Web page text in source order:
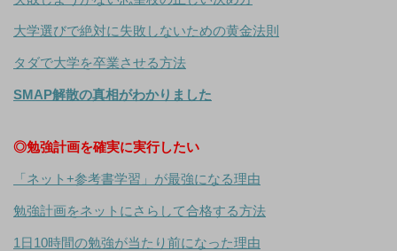
大学選びで絶対に失敗しないための黄金法則
タダで大学を卒業させる方法
SMAP解散の真相がわかりました
◎勉強計画を確実に実行したい
「ネット+参考書学習」が最強になる理由
勉強計画をネットにさらして合格する方法
1日10時間の勉強が当たり前になった理由